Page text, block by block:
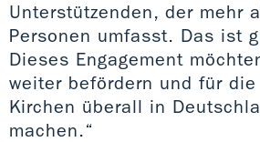
Unterstützenden, der mehr
Personen umfasst. Das ist
Dieses Engagement
weiter befördern und für
Kirchen überall in
machen.“